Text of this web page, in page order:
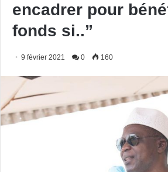
encadrer pour
fonds si..”
9 février 2021 0 160